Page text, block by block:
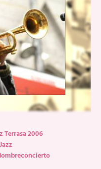
Terrasa 2006
Jazz